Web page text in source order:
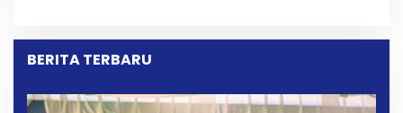
Dipersoalkan ‎
BERITA TERBARU